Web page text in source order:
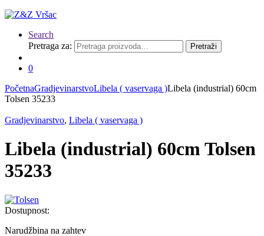
Search
Pretraga za:
Pretraži
0
PočetnaGradjevinarstvoLibela ( vaservaga )Libela (industrial) 60cm
Tolsen 35233
Gradjevinarstvo, Libela ( vaservaga )
Libela (industrial) 60cm Tolsen
35233
Dostupnost:
Narudžbina na zahtev